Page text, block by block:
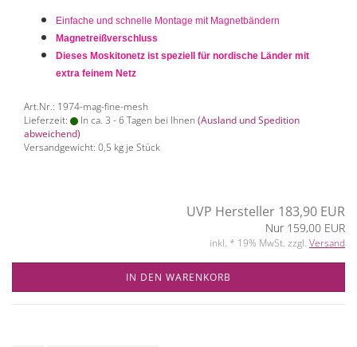
Einfache und schnelle Montage mit Magnetbändern
Magnetreißverschluss
Dieses Moskitonetz ist speziell für nordische Länder mit
extra feinem Netz
Art.Nr.: 1974-mag-fine-mesh
Lieferzeit:
In ca. 3 - 6 Tagen bei Ihnen (Ausland und Spedition
abweichend)
Versandgewicht: 0,5 kg je Stück
UVP Hersteller 183,90 EUR
Nur 159,00 EUR
inkl. * 19% MwSt. zzgl. Versand
IN DEN WARENKORB